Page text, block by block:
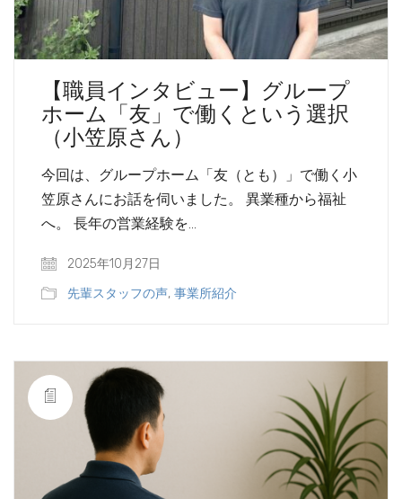
【職員インタビュー】グループ
ホーム「友」で働くという選択
（小笠原さん）
今回は、グループホーム「友（とも）」で働く小
笠原さんにお話を伺いました。 異業種から福祉
へ。 長年の営業経験を…
2025年10月27日
先輩スタッフの声, 事業所紹介